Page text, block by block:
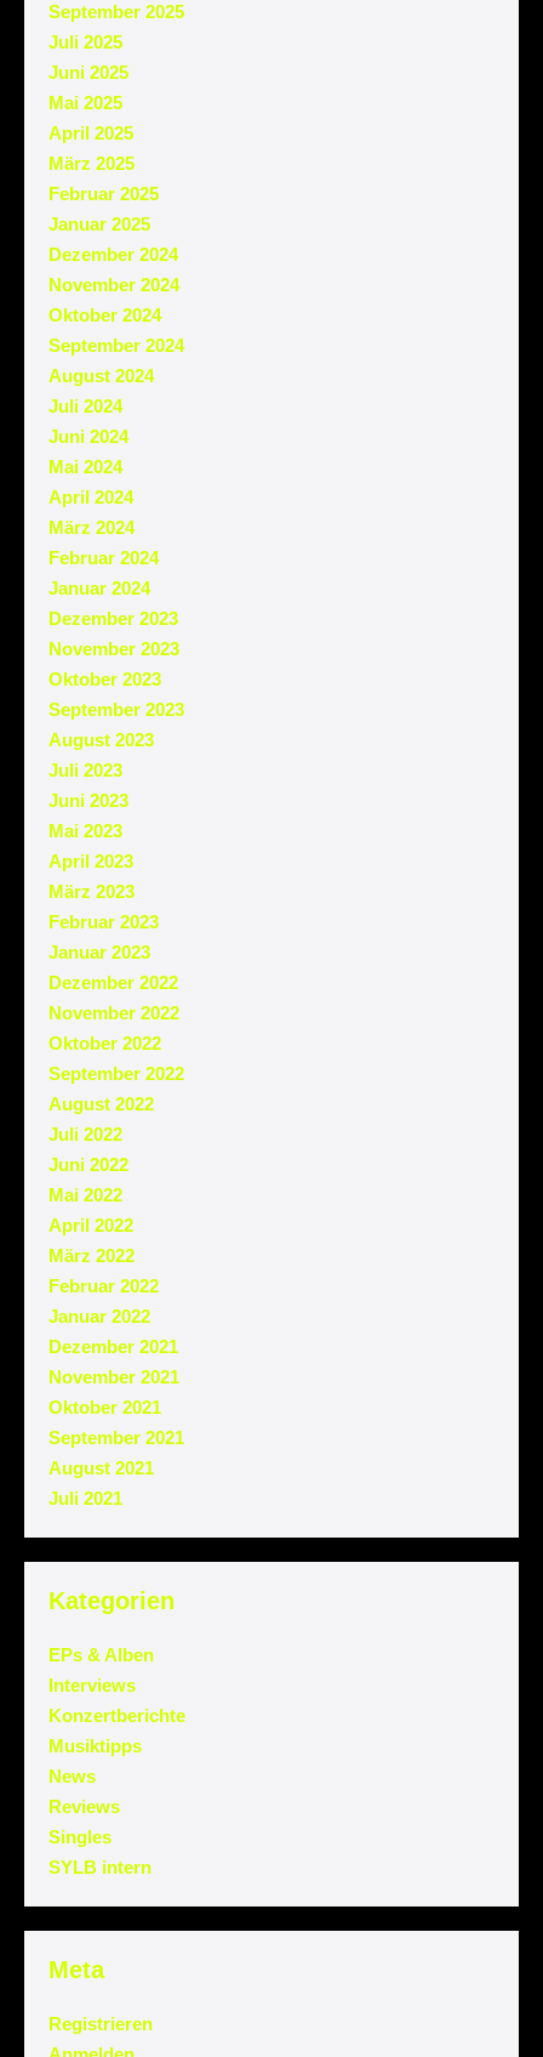
September 2025
Juli 2025
Juni 2025
Mai 2025
April 2025
März 2025
Februar 2025
Januar 2025
Dezember 2024
November 2024
Oktober 2024
September 2024
August 2024
Juli 2024
Juni 2024
Mai 2024
April 2024
März 2024
Februar 2024
Januar 2024
Dezember 2023
November 2023
Oktober 2023
September 2023
August 2023
Juli 2023
Juni 2023
Mai 2023
April 2023
März 2023
Februar 2023
Januar 2023
Dezember 2022
November 2022
Oktober 2022
September 2022
August 2022
Juli 2022
Juni 2022
Mai 2022
April 2022
März 2022
Februar 2022
Januar 2022
Dezember 2021
November 2021
Oktober 2021
September 2021
August 2021
Juli 2021
Kategorien
EPs & Alben
Interviews
Konzertberichte
Musiktipps
News
Reviews
Singles
SYLB intern
Meta
Registrieren